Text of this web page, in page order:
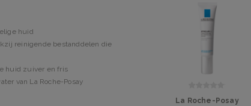
huid
reinigende bestanddelen die
huid zuiver en fris
van La Roche-Posay
La Roche-Posay